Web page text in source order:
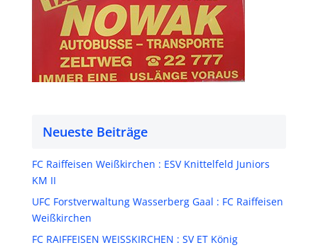
Neueste Beiträge
FC Raiffeisen Weißkirchen : ESV Knittelfeld Juniors
KM II
UFC Forstverwaltung Wasserberg Gaal : FC Raiffeisen
Weißkirchen
FC RAIFFEISEN WEISSKIRCHEN : SV ET König